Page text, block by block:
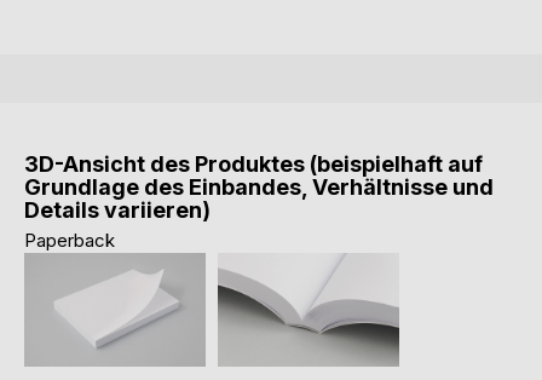
3D-Ansicht des Produktes (beispielhaft auf
Grundlage des Einbandes, Verhältnisse und
Details variieren)
Paperback